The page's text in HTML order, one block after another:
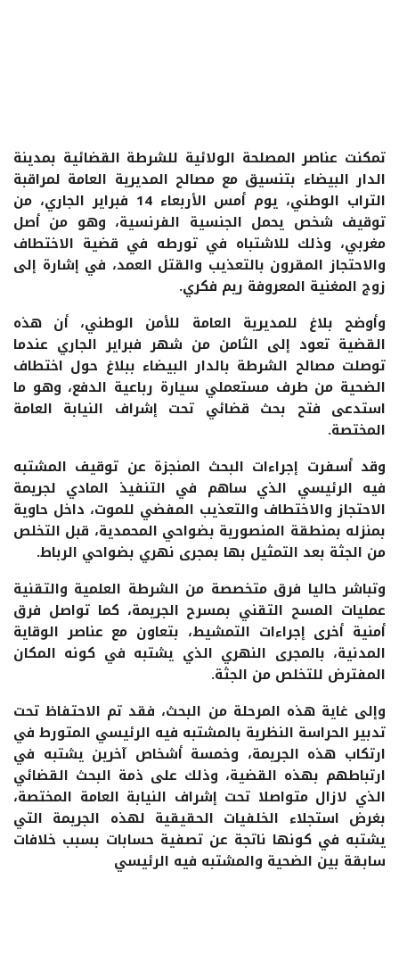
تمكنت عناصر المصلحة الولائية للشرطة القضائية بمدينة
الدار البيضاء بتنسيق مع مصالح المديرية العامة لمراقبة
التراب الوطني، يوم أمس الأربعاء 14 فبراير الجاري، من
توقيف شخص يحمل الجنسية الفرنسية، وهو من أصل
مغربي، وذلك للاشتباه في تورطه في قضية الاختطاف
والاحتجاز المقرون بالتعذيب والقتل العمد، في إشارة إلى
زوج المغنية المعروفة ريم فكري.
وأوضح بلاغ للمديرية العامة للأمن الوطني، أن هذه
القضية تعود إلى الثامن من شهر فبراير الجاري عندما
توصلت مصالح الشرطة بالدار البيضاء ببلاغ حول اختطاف
الضحية من طرف مستعملي سيارة رباعية الدفع، وهو ما
استدعى فتح بحث قضائي تحت إشراف النيابة العامة
المختصة.
وقد أسفرت إجراءات البحث المنجزة عن توقيف المشتبه
فيه الرئيسي الذي ساهم في التنفيذ المادي لجريمة
الاحتجاز والاختطاف والتعذيب المفضي للموت، داخل حاوية
بمنزله بمنطقة المنصورية بضواحي المحمدية، قبل التخلص
من الجثة بعد التمثيل بها بمجرى نهري بضواحي الرباط.
وتباشر حاليا فرق متخصصة من الشرطة العلمية والتقنية
عمليات المسح التقني بمسرح الجريمة، كما تواصل فرق
أمنية أخرى إجراءات التمشيط، بتعاون مع عناصر الوقاية
المدنية، بالمجرى النهري الذي يشتبه في كونه المكان
المفترض للتخلص من الجثة.
وإلى غاية هذه المرحلة من البحث، فقد تم الاحتفاظ تحت
تدبير الحراسة النظرية بالمشتبه فيه الرئيسي المتورط في
ارتكاب هذه الجريمة، وخمسة أشخاص آخرين يشتبه في
ارتباطهم بهذه القضية، وذلك على ذمة البحث القضائي
الذي لازال متواصلا تحت إشراف النيابة العامة المختصة،
بغرض استجلاء الخلفيات الحقيقية لهذه الجريمة التي
يشتبه في كونها ناتجة عن تصفية حسابات بسبب خلافات
سابقة بين الضحية والمشتبه فيه الرئيسي